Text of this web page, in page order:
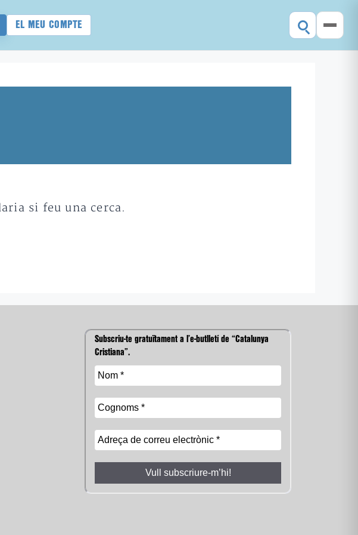
EL MEU COMPTE
si feu una cerca.
Subscriu-te gratuïtament a l’e-butlletí de “Catalunya
Cristiana”.